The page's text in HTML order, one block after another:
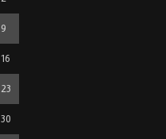
9
16
23
30